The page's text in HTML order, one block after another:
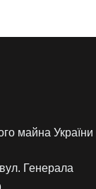
майна України
Генерала